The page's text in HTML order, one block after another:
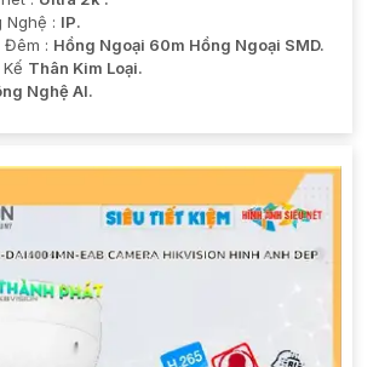
Nghệ : IP.
Đêm : Hồng Ngoại 60m Hồng Ngoại SMD.
Thân Kim Loại.
Nghệ AI.